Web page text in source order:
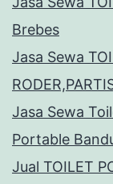
Brebes
Jasa Sewa
Jasa Sewa
Portable
Jual TOILET